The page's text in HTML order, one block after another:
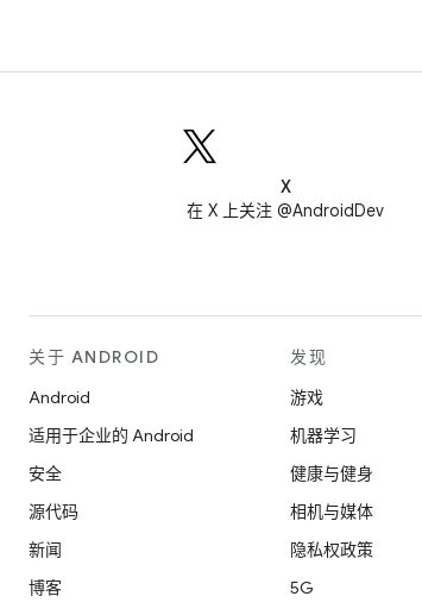
X
在 X 上关注 @AndroidDev
关于 ANDROID
Android
适用于企业的 Android
安全
源代码
新闻
博客
发现
游戏
机器学习
健康与健身
相机与媒体
隐私权政策
5G